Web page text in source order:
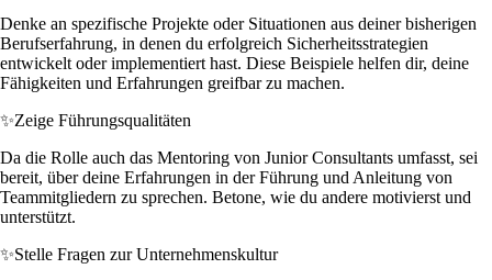
Denke an spezifische Projekte oder Situationen aus deiner bisherigen
Berufserfahrung, in denen du erfolgreich Sicherheitsstrategien
entwickelt oder implementiert hast. Diese Beispiele helfen dir, deine
Fähigkeiten und Erfahrungen greifbar zu machen.
✨Zeige Führungsqualitäten
Da die Rolle auch das Mentoring von Junior Consultants umfasst, sei
bereit, über deine Erfahrungen in der Führung und Anleitung von
Teammitgliedern zu sprechen. Betone, wie du andere motivierst und
unterstützt.
✨Stelle Fragen zur Unternehmenskultur